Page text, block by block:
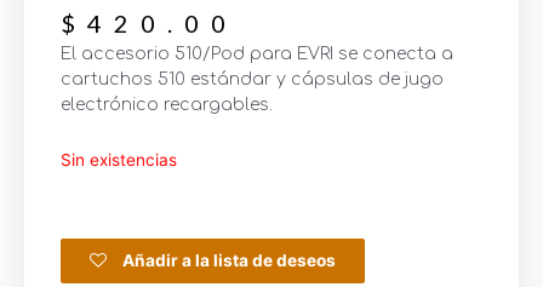
$ 420.00
El accesorio 510/Pod para EVRI se conecta a
cartuchos 510 estándar y cápsulas de jugo
electrónico recargables.
Sin existencias
Añadir a la lista de deseos